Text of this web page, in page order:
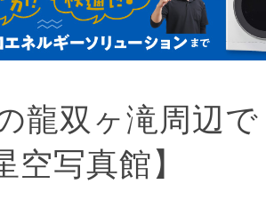
龍双ヶ滝周辺で
写真館】